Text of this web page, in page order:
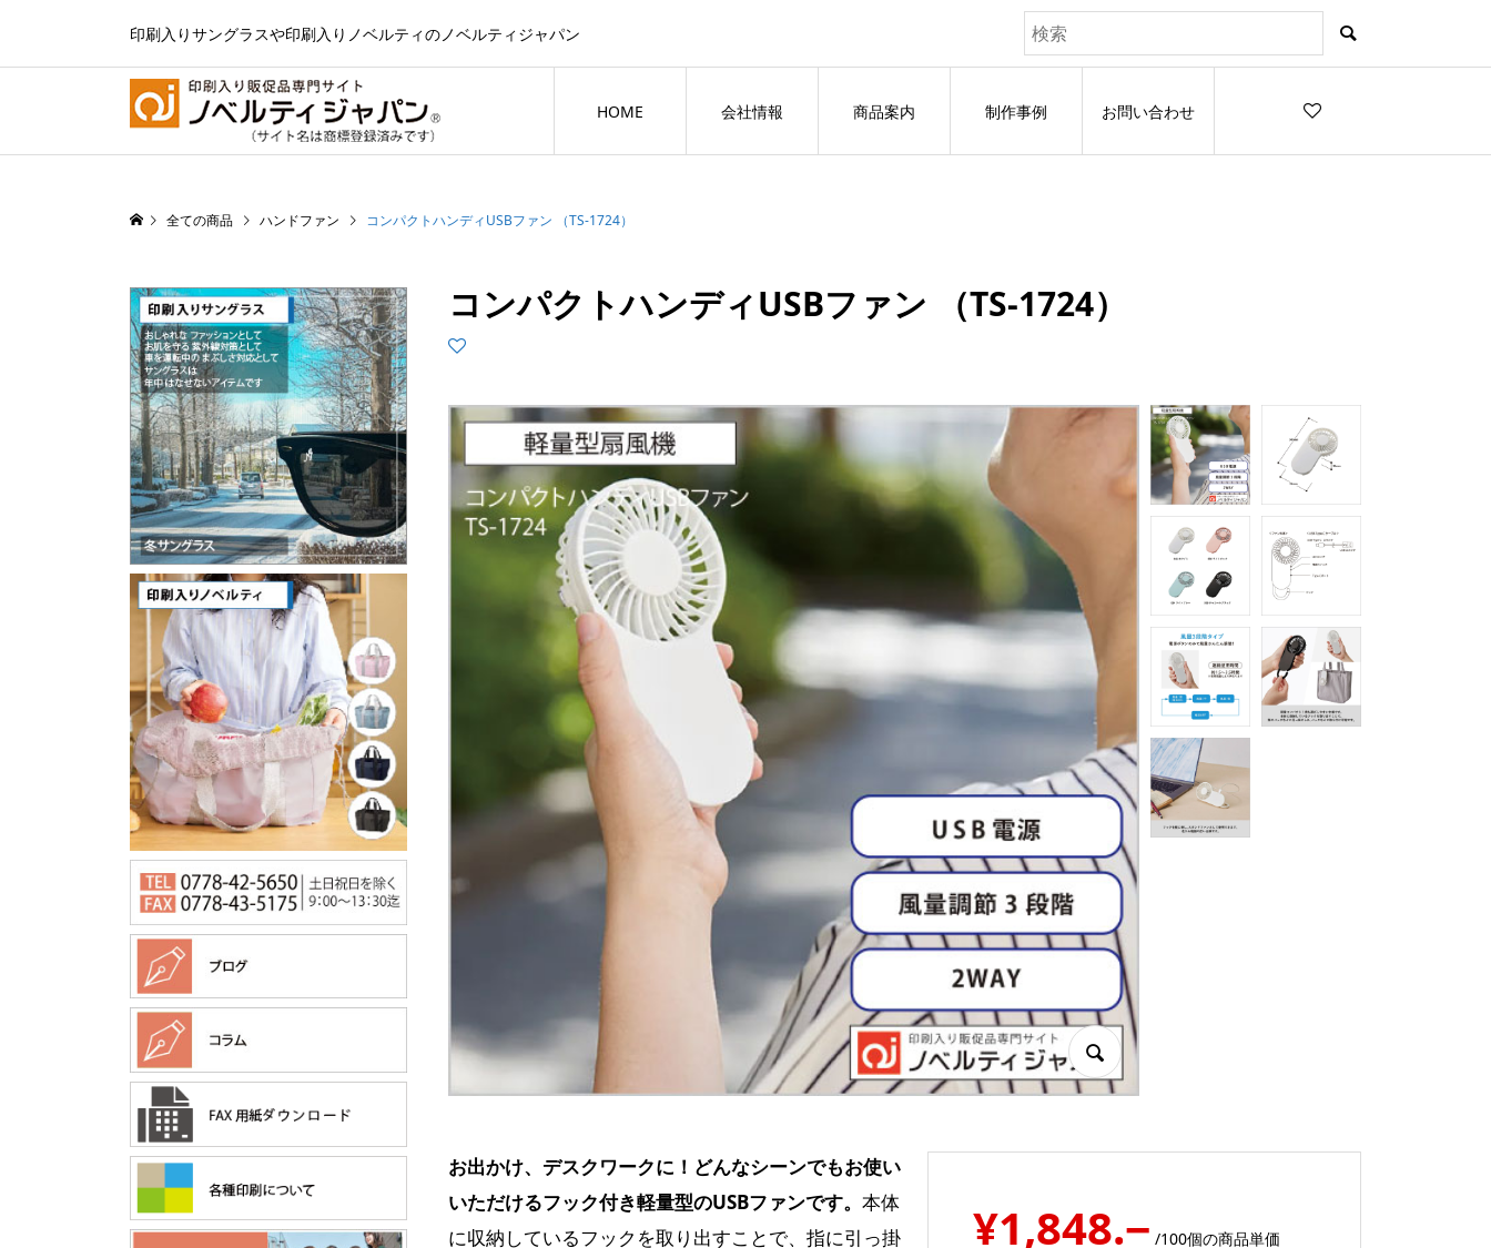
印刷入りサングラスや印刷入りノベルティのノベルティジャパン
HOME 会社情報 商品案内 制作事例 お問い合わせ
全ての商品 ハンドファン コンパクトハンディUSBファン （TS-1724）
コンパクトハンディUSBファン （TS-1724）
お出かけ、デスクワークに！どんなシーンでもお使い
いただけるフック付き軽量型のUSBファンです。 本体
に収納しているフックを取り出すことで、指に引っ掛
¥1,848.− /100個の商品単価